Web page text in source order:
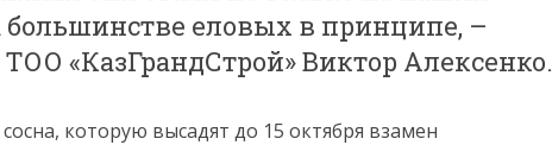
еловых в принципе, –
«КазГрандСтрой» Виктор Алексенко.
которую высадят до 15 октября взамен